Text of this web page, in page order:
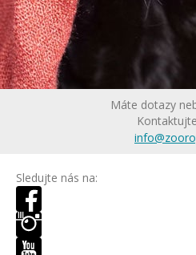
Máte dotazy
Sledujte nás na: